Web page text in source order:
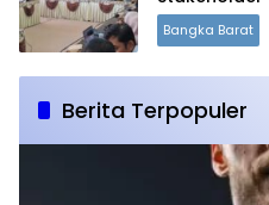
Bangka Barat
Berita Terpopuler